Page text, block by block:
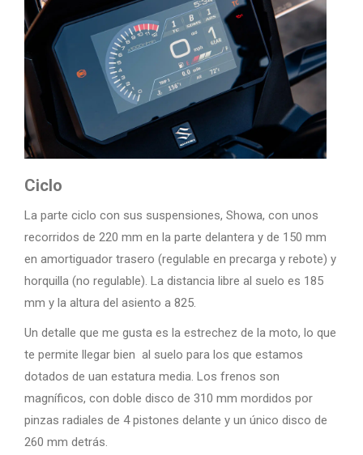
Ciclo
La parte ciclo con sus suspensiones, Showa, con unos
recorridos de 220 mm en la parte delantera y de 150 mm
en amortiguador trasero (regulable en precarga y rebote) y
horquilla (no regulable). La distancia libre al suelo es 185
mm y la altura del asiento a 825.
Un detalle que me gusta es la estrechez de la moto, lo que
te permite llegar bien al suelo para los que estamos
dotados de uan estatura media. Los frenos son
magníficos, con doble disco de 310 mm mordidos por
pinzas radiales de 4 pistones delante y un único disco de
260 mm detrás.